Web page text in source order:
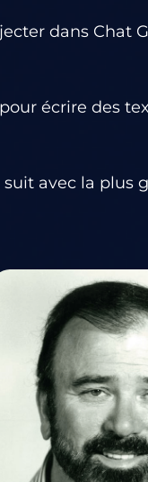
dans Chat
écrire des
avec la plus